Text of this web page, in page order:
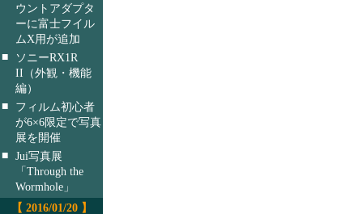
ウントアダプタ
ーに富士フイル
ムX用が追加
■
ソニーRX1R
II（外観・機能
編）
■
フィルム初心者
が6×6限定で写真
展を開催
■ Jui写真展
「Through the
Wormhole」
【 2016/01/20 】